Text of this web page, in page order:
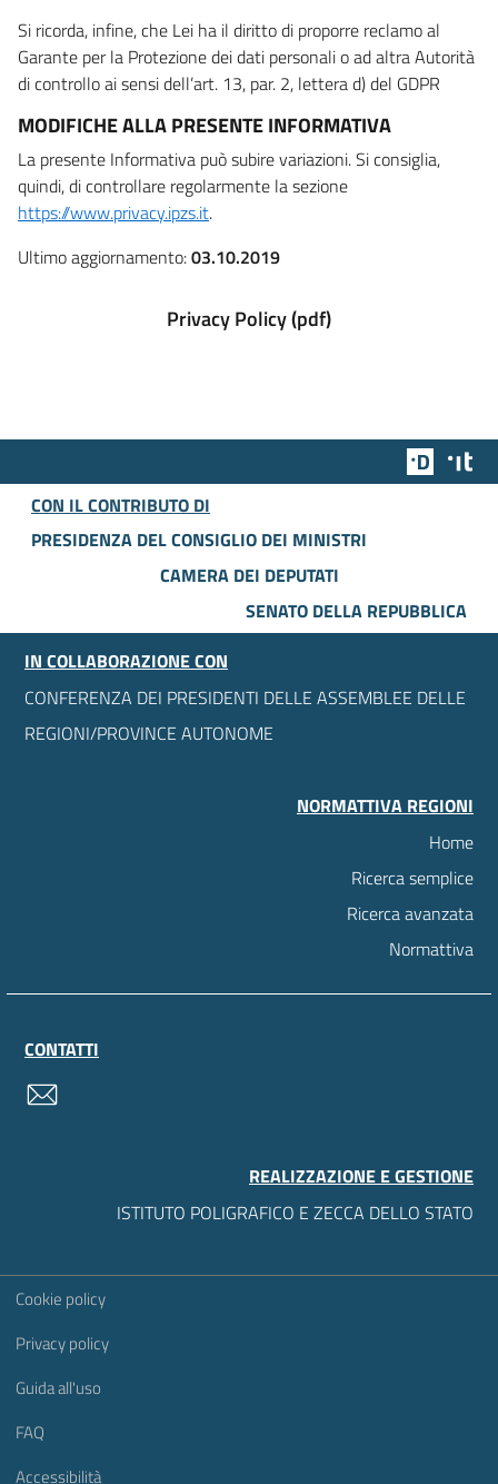
Si ricorda, infine, che Lei ha il diritto di proporre reclamo al
Garante per la Protezione dei dati personali o ad altra Autorità
di controllo ai sensi dell’art. 13, par. 2, lettera d) del GDPR
MODIFICHE ALLA PRESENTE INFORMATIVA
La presente Informativa può subire variazioni. Si consiglia,
quindi, di controllare regolarmente la sezione
https://www.privacy.ipzs.it.
Ultimo aggiornamento:03.10.2019
Privacy Policy (pdf)
Team
CON IL CONTRIBUTO DI
PRESIDENZA DEL CONSIGLIO DEI MINISTRI
CAMERA DEI DEPUTATI
SENATO DELLA REPUBBLICA
IN COLLABORAZIONE CON
CONFERENZA DEI PRESIDENTI DELLE ASSEMBLEE DELLE
REGIONI/PROVINCE AUTONOME
NORMATTIVA REGIONI
Home
Ricerca semplice
Ricerca avanzata
Normattiva
CONTATTI
REALIZZAZIONE E GESTIONE
ISTITUTO POLIGRAFICO E ZECCA DELLO STATO
Sezione Link Utili
Cookie policy
Privacy policy
Guida all'uso
FAQ
Accessibilità